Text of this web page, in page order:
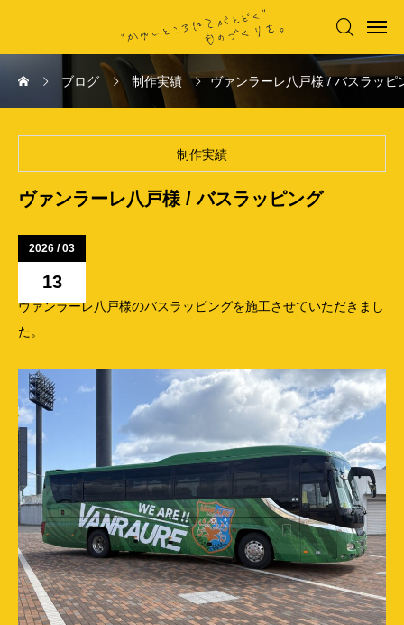

ブログ 制作実績 ヴァンラーレ八戸様 / バスラッピ
制作実績
ヴァンラーレ八戸様 / バスラッピング
2026 / 03
13
ヴァンラーレ八戸様のバスラッピングを施工させていただきまし
た。